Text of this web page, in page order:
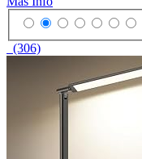
(306)